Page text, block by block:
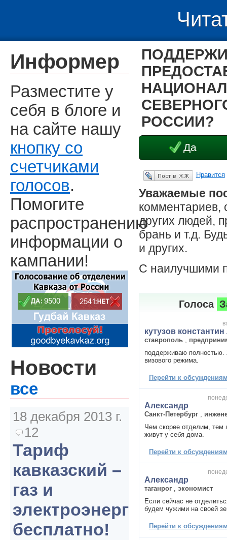
РОССИИ?
Да
Опубликовать в ЖЖ Нравится
Уважаемые
комментариев,
других людей,
брань и т.д.
и других.
С наилучшими
Голоса
кутузов
ставрополь
поддерживаю
визового режима.
Перейти к
Александр
Санкт-Петербург
Чем скорее отделим, тем
живут у себя дома.
Перейти к
Александр
таганрог
экономист
Если сейчас не
будем чужими на своей
Перейти к
Информер
Разместите у
себя в блоге и
на сайте нашу
кнопку со
счетчиками
голосов.
Помогите
распространению
информации о
кампании!
Новости
все
18 декабря 2013 г.
12
Тариф
кавказский –
газ и
электроэнергия
бесплатно!